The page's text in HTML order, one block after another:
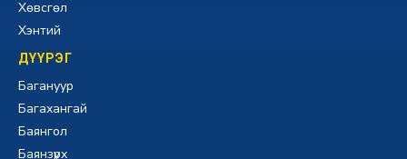
Хөвсгөл
Хэнтий
ДҮҮРЭГ
Багануур
Багахангай
Баянгол
Баянзүрх